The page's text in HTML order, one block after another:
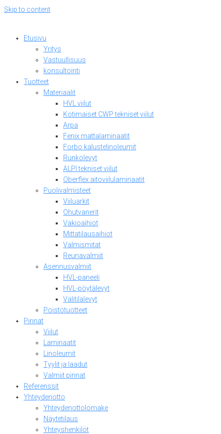
Skip to content
Etusivu
Yritys
Vastuullisuus
konsultointi
Tuotteet
Materiaalit
HVL viilut
Kotimaiset CWP tekniset viilut
Arpa
Fenix mattalaminaatit
Forbo kalustelinoleumit
Runkolevyt
ALPI tekniset viilut
Oberflex aitoviilulaminaatit
Puolivalmisteet
Viiluarkit
Ohutvanerit
Vakioaihiot
Mittatilausaihiot
Valmismitat
Reunavalmiit
Asennusvalmiit
HVL-paneeli
HVL-pöytälevyt
Välitilalevyt
Poistotuotteet
Pinnat
Viilut
Laminaatit
Linoleumit
Tyylit ja laadut
Valmiit pinnat
Referenssit
Yhteydenotto
Yhteydenottolomake
Näytetilaus
Yhteyshenkilöt